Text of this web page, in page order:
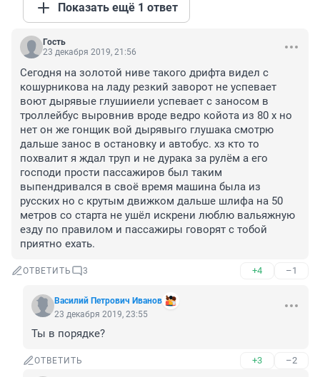
Показать ещё 1 ответ
Гость
23 декабря 2019, 21:56
Сегодня на золотой ниве такого дрифта видел с
кошурникова на ладу резкий заворот не успевает
воют дырявые глушииели успевает с заносом в
троллейбус выровнив вроде ведро койота из 80 х но
нет он же гонщик вой дырявыго глушака смотрю
дальше занос в остановку и автобус. хз кто то
похвалит я ждал труп и не дурака за рулём а его
господи прости пассажиров был таким
выпендривался в своё время машина была из
русских но с крутым движком дальше шлифа на 50
метров со старта не ушёл искрени люблю вальяжную
езду по правилом и пассажиры говорят с тобой
приятно ехать.
ОТВЕТИТЬ 3 +4 –1
Василий Петрович Иванов
23 декабря 2019, 23:55
Ты в порядке?
ОТВЕТИТЬ +3 –2